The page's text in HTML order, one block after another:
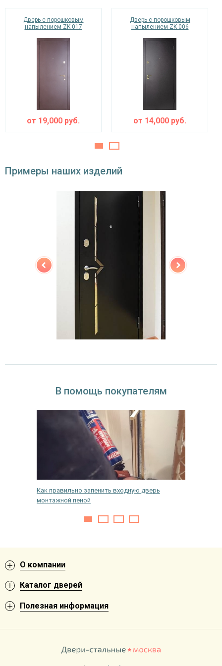
Звуко- и
теплоизоляция
двойной контур уплотнения,
Особенности модели
открывания
180°
Дверь с порошковым
напылением ZK-017
от 19,000 руб.
Дверь с порошковым
напылением ZK-006
от 14,000 руб.
Примеры наших изделий
В помощь покупателям
Как правильно запенить входную дверь
монтажной пеной
О компании
Каталог дверей
Полезная информация